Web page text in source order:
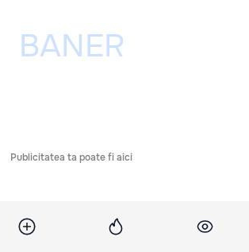
Publicitatea ta poate fi aici